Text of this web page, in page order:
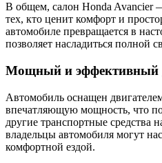
В общем, салон Honda Avancier
тех, кто ценит комфорт и
автомобиле превращается в
позволяет насладиться полной
Мощный и эффективный
Автомобиль оснащен
впечатляющую мощность, что
другие транспортные средства
владельцы автомобиля могут
комфортной ездой.